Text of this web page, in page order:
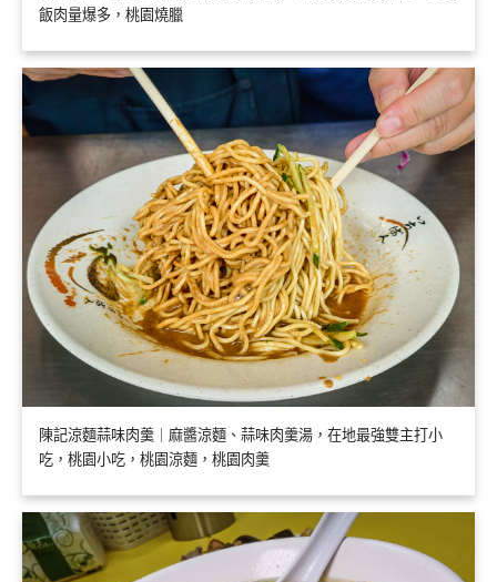
飯肉量爆多，桃園燒臘
陳記涼麵蒜味肉羹｜麻醬涼麵、蒜味肉羹湯，在地最強雙主打小
吃，桃園小吃，桃園涼麵，桃園肉羹